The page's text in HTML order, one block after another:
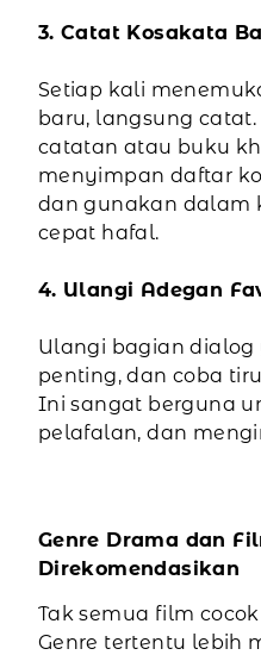
3. Catat Kosakata
Setiap kali
baru, langsung
catatan atau buku
menyimpan daftar
dan gunakan dalam
cepat hafal.
4. Ulangi Adegan
Ulangi bagian
penting, dan coba
Ini sangat berguna
pelafalan, dan
Genre Drama dan
Direkomendasikan
Tak semua film
Genre tertentu lebih